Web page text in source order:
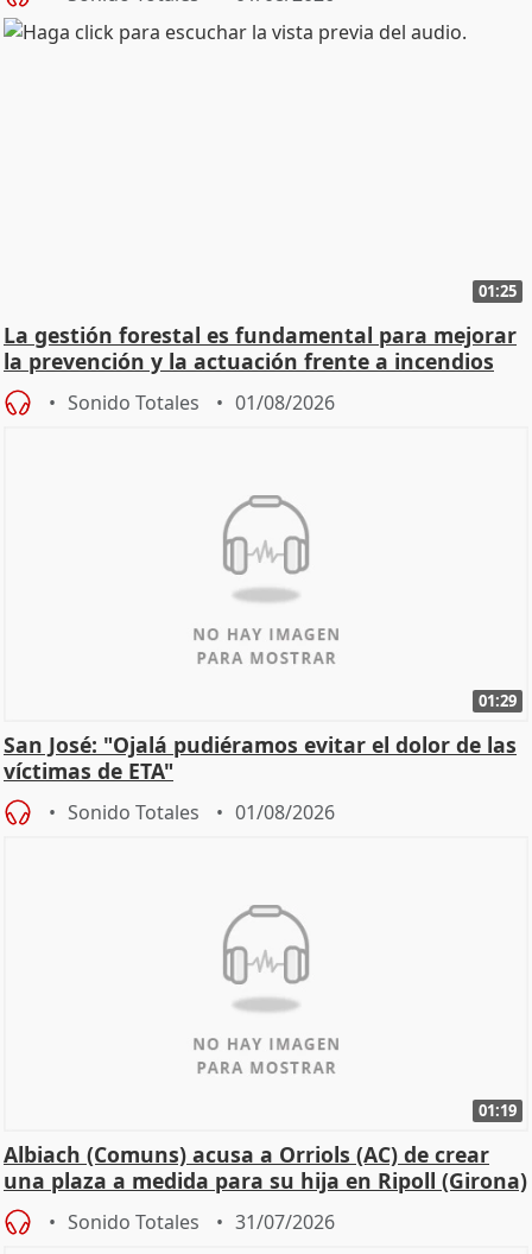
01:25
La gestión forestal es fundamental para mejorar
la prevención y la actuación frente a incendios
Sonido Totales 01/08/2026
01:29
San José: "Ojalá pudiéramos evitar el dolor de las
víctimas de ETA"
Sonido Totales 01/08/2026
01:19
Albiach (Comuns) acusa a Orriols (AC) de crear
una plaza a medida para su hija en Ripoll (Girona)
Sonido Totales 31/07/2026